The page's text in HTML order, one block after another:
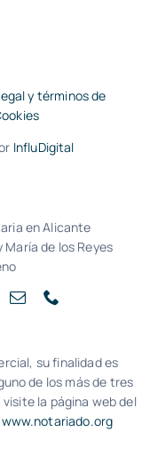
y términos de
InfluDigital
en Alicante
de los Reyes
su finalidad es
de los más de tres
la página web del
www.notariado.org